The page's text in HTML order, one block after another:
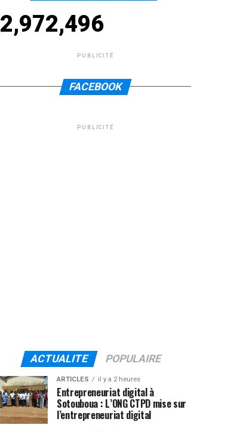
2,972,496
PUBLICITÉ
FACEBOOK
PUBLICITÉ
ACTUALITE POPULAIRE
ARTICLES il y a 2 heures
Entrepreneuriat digital à
Sotouboua : L’ONG CTPD mise sur
l’entrepreneuriat digital